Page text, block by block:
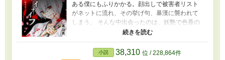
ある僕にもふりかかる。顔出しで被害者リスト
がネットに流れ、その挙げ句、暴漢に襲われて
しまう。 そんな中出会ったのは、妖艶で色香の
強い男性──若葉。 若葉との何気ない生活は、僕
の求めていた家族そのもので。穏やかに過ごせ
る毎日を、幸せだと感じていた──筈だった。 初
めて知る過去。 そして、若葉の本性と、アゲハ
小説 38,310 位 / 228,864件